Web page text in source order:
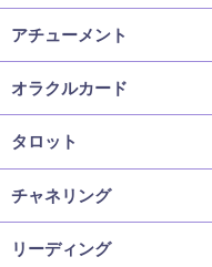
アチューメント
オラクルカード
タロット
チャネリング
リーディング